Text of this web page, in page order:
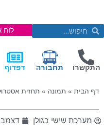
לוח
התקשרו תחבורה דפדוף
דף הבית » תמונה » תחזית אסטרולוגית
מערכת שישי בגולן דצמבר 6,